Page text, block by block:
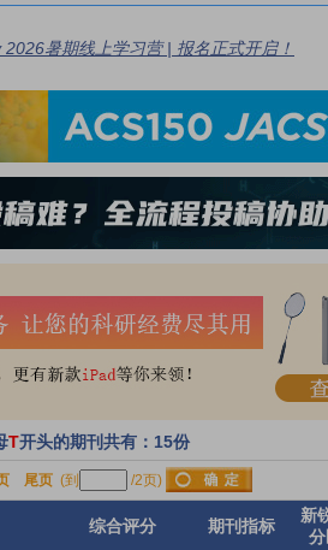
2026暑期线上学习营 | 报名正式开启！
T开头的期刊共有：15份
尾页 (到 /2页)
综合评分 期刊指标
新